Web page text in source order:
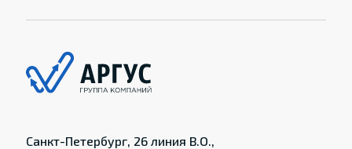
Санкт-Петербург, 26 линия В.О.,